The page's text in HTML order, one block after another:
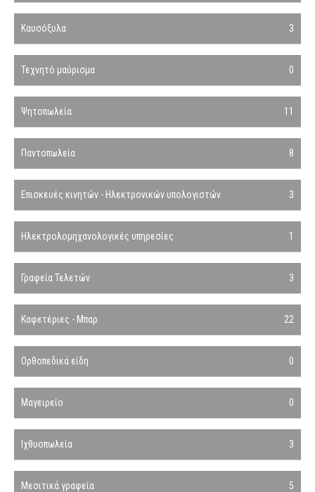
Καυσόξυλα 3
Τεχνητό μαύρισμα 0
Ψητοπωλεία 11
Παντοπωλεία 8
Επισκευές κινητών - Ηλεκτρονικών υπολογιστών 3
Ηλεκτρολομηχανολογικές υπηρεσίες 1
Γραφεία Τελετών 3
Καφετέριες - Μπαρ 22
Ορθοπεδικά είδη 0
Μαγειρείο 0
Ιχθυοπωλεία 3
Μεσιτικά γραφεία 5